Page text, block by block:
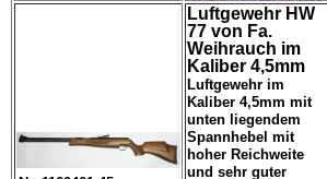
Luftgewehr HW
77 von Fa.
Weihrauch im
Kaliber 4,5mm
Luftgewehr im
Kaliber 4,5mm mit
unten liegendem
Spannhebel mit
hoher Reichweite
und sehr guter